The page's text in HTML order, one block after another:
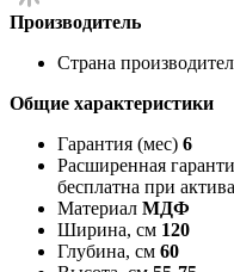
Производитель
Страна
Общие характеристики
Гарантия (мес) 6
Расширенная
бесплатна при
Материал МДФ
Ширина, см 120
Глубина, см 60